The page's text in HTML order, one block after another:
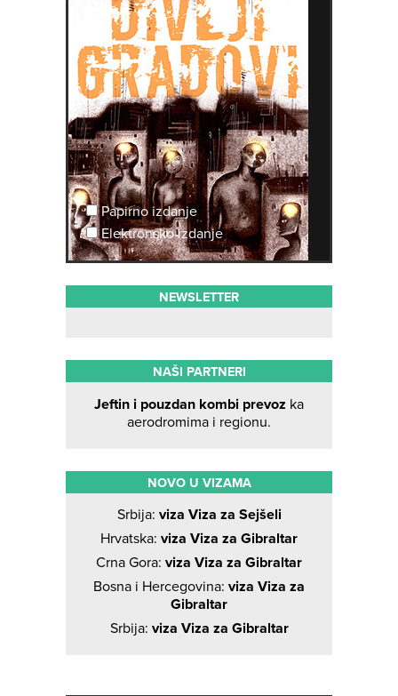
Papirno izdanje
Elektronsko izdanje
NEWSLETTER
NAŠI PARTNERI
Jeftin i pouzdan kombi prevoz ka
aerodromima i regionu.
NOVO U VIZAMA
Srbija: viza Viza za Sejšeli
Hrvatska: viza Viza za Gibraltar
Crna Gora: viza Viza za Gibraltar
Bosna i Hercegovina: viza Viza za
Gibraltar
Srbija: viza Viza za Gibraltar